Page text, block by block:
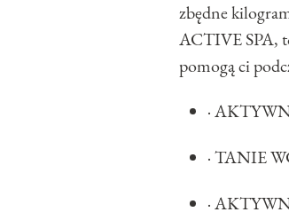
zbędne
ACTIVE SPA,
pomogą ci
·
· TANIE
·